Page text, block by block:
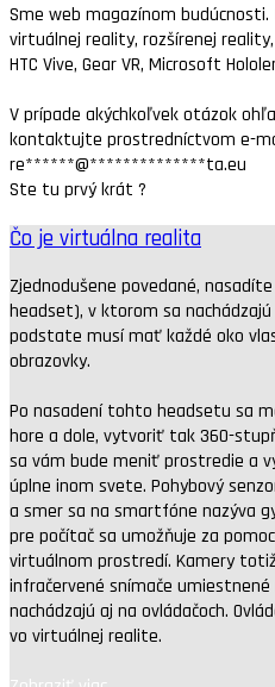
Sme web magazínom
virtuálnej reality, rozšírenej
HTC Vive, Gear VR, Microsoft
V prípade akýchkoľvek otázok
kontaktujte prostredníctvom e-
re******@**************ta.eu
Ste tu prvý krát ?
Čo je virtuálna realita
Zjednodušene povedané,
headset), v ktorom sa nachádzajú
podstate musí mať každé oko
obrazovky.
Po nasadení tohto headsetu sa
hore a dole, vytvoriť tak 360-
sa vám bude meniť prostredie a
úplne inom svete. Pohybový
a smer sa na smartfóne nazýva
pre počítač sa umožňuje za
virtuálnom prostredí. Kamery
infračervené snímače
nachádzajú aj na ovládačoch.
vo virtuálnej realite.